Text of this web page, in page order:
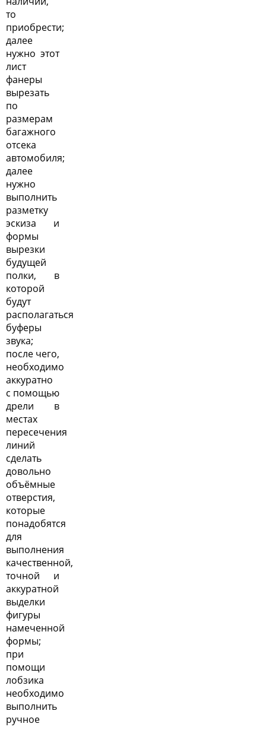
то
приобрести;
далее
нужно этот
лист
фанеры
вырезать
по
размерам
багажного
отсека
автомобиля;
далее
нужно
выполнить
разметку
эскиза и
формы
вырезки
будущей
полки, в
которой
будут
располагаться
буферы
звука;
после чего,
необходимо
аккуратно
с помощью
дрели в
местах
пересечения
линий
сделать
довольно
объёмные
отверстия,
которые
понадобятся
для
выполнения
качественной,
точной и
аккуратной
выделки
фигуры
намеченной
формы;
при
помощи
лобзика
необходимо
выполнить
ручное